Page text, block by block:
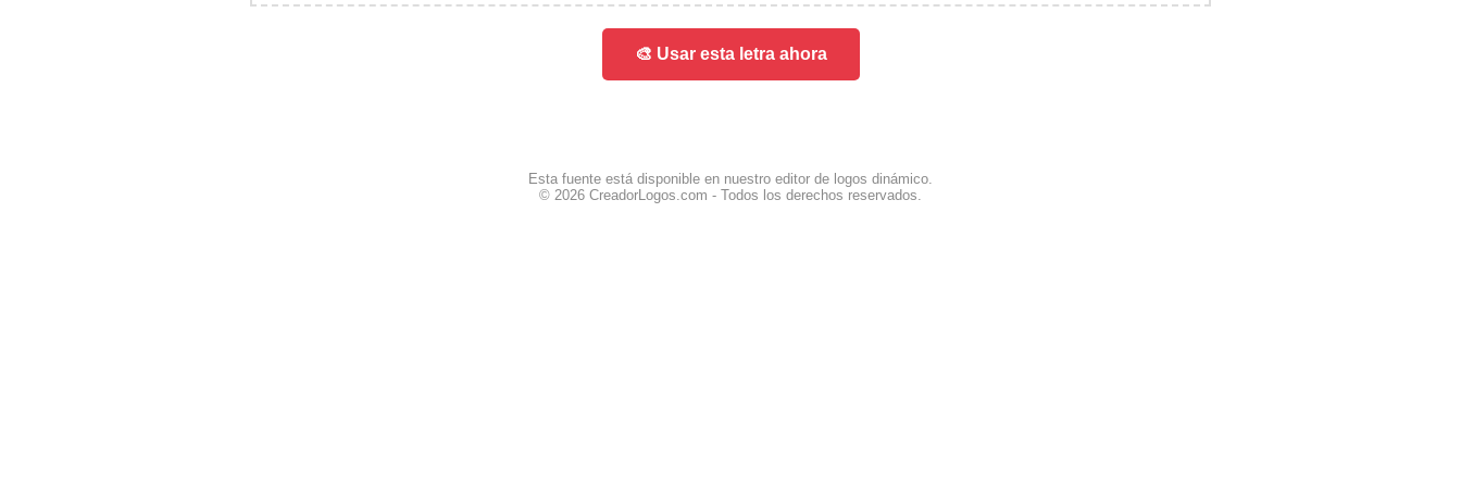
🎨 Usar esta letra ahora
Esta fuente está disponible en nuestro editor de logos dinámico.
© 2026 CreadorLogos.com - Todos los derechos reservados.